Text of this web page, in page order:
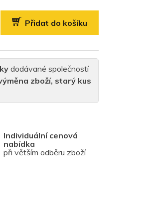
Individuální cenová
nabídka
při větším odběru zboží
dodávané společností
zboží, starý kus
Přidat do košíku